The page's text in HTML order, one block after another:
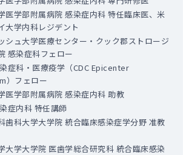
医学部附属病院 感染症内科 特任臨床医、米
大学内科レジデント
シュ大学医療センター・クック郡ストロージ
感染症科フェロー
症科・医療疫学（CDC Epicenter
）フェロー
医学部附属病院 感染症内科 助教
症内科 特任講師
歯科大学大学院 統合臨床感染症学分野 准教
大学大学院 医歯学総合研究科 統合臨床感染